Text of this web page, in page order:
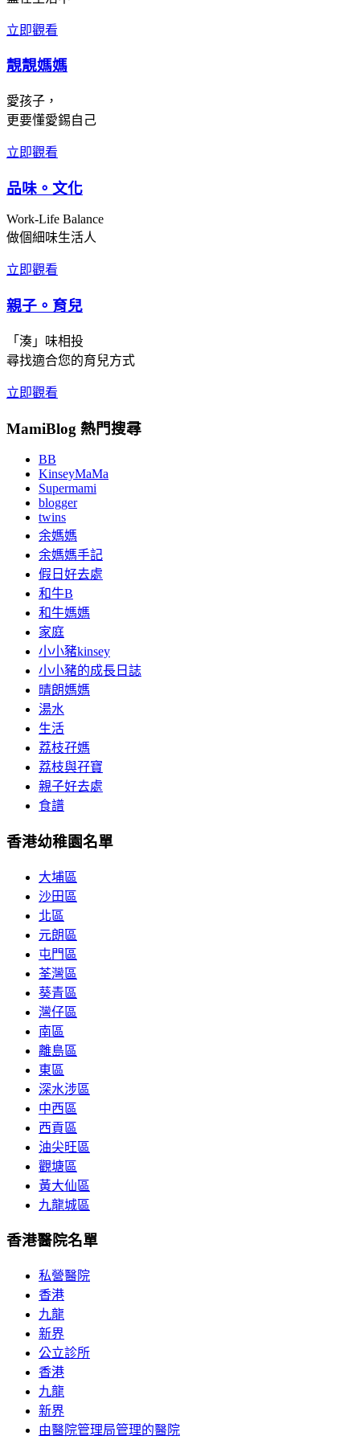
立即觀看
靚靚媽媽
愛孩子，
更要懂愛錫自己
立即觀看
品味。文化
Work-Life Balance
做個細味生活人
立即觀看
親子。育兒
「湊」味相投
尋找適合您的育兒方式
立即觀看
MamiBlog 熱門搜尋
BB
KinseyMaMa
Supermami
blogger
twins
余媽媽
余媽媽手記
假日好去處
和牛B
和牛媽媽
家庭
小小豬kinsey
小小豬的成長日誌
晴朗媽媽
湯水
生活
荔枝孖媽
荔枝與孖寶
親子好去處
食譜
香港幼稚園名單
大埔區
沙田區
北區
元朗區
屯門區
荃灣區
葵青區
灣仔區
南區
離島區
東區
深水涉區
中西區
西貢區
油尖旺區
觀塘區
黃大仙區
九龍城區
香港醫院名單
私營醫院
香港
九龍
新界
公立診所
香港
九龍
新界
由醫院管理局管理的醫院